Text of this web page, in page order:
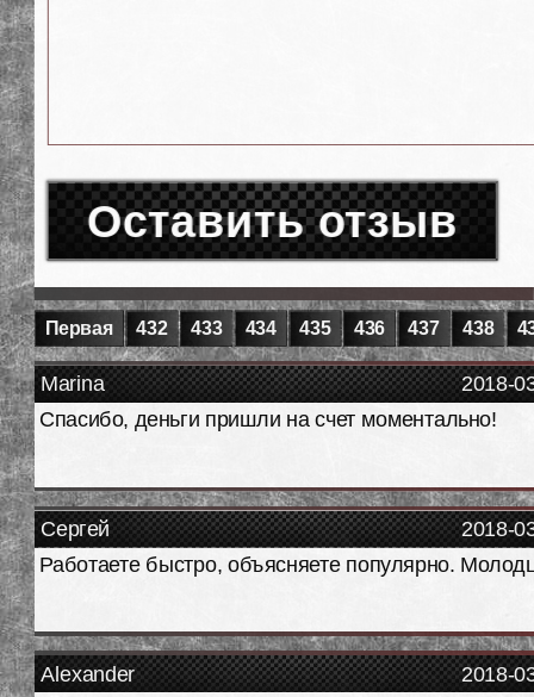
Оставить отзыв
Первая 432 433 434 435 436 437 438
2018-
Marina
Спасибо, деньги пришли на счет моментально!
2018-
Сергей
Работаете быстро, объясняете популярно.
2018-
Alexander